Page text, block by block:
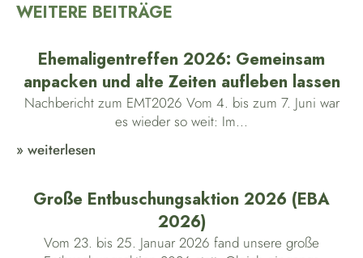
WEITERE BEITRÄGE
Ehemaligentreffen 2026: Gemeinsam
anpacken und alte Zeiten aufleben lassen
Nachbericht zum EMT2026 Vom 4. bis zum 7. Juni war
es wieder so weit: Im...
» weiterlesen
Große Entbuschungsaktion 2026 (EBA
2026)
Vom 23. bis 25. Januar 2026 fand unsere große